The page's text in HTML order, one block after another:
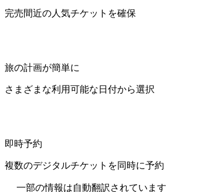
完売間近の人気チケットを確保
旅の計画が簡単に
さまざまな利用可能な日付から選択
即時予約
複数のデジタルチケットを同時に予約
一部の情報は自動翻訳されています